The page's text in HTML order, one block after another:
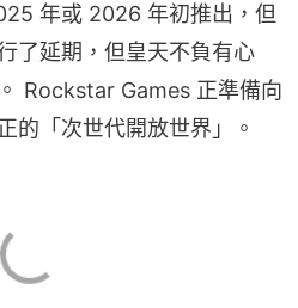
年或 2026 年初推出，但
了延期，但皇天不負有心
Rockstar Games 正準備向
的「次世代開放世界」。